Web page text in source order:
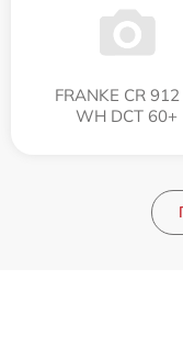
FRANKE CR 912
WH DCT 60+